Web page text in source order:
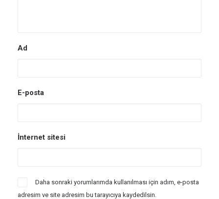
Ad
E-posta
İnternet sitesi
Daha sonraki yorumlarımda kullanılması için adım, e-posta
adresim ve site adresim bu tarayıcıya kaydedilsin.